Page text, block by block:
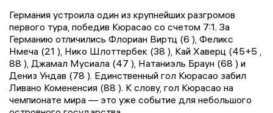
Германия устроила один из крупнейших разгромов
первого тура, победив Кюрасао со счетом 7:1. За
Германию отличились Флориан Виртц (6 ), Феликс
Нмеча (21 ), Нико Шлоттербек (38 ), Кай Хаверц (45+5 ,
88 ), Джамал Мусиала (47 ), Натаниэль Браун (68 ) и
Дениз Ундав (78 ). Единственный гол Кюрасао забил
Ливано Комененсия (88 ). К слову, гол Кюрасао на
чемпионате мира — это уже событие для небольшого